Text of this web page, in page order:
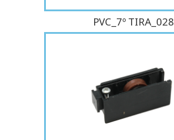
PVC_7º TIRA_028